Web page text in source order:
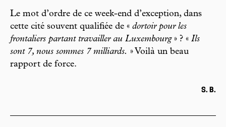
Le mot d’ordre de ce week-end d’exception, dans
cette cité souvent qualifiée de « dortoir pour les
frontaliers partant travailler au Luxembourg» ? « Ils
sont 7, nous sommes 7 milliards. » Voilà un beau
rapport de force.
S. B.